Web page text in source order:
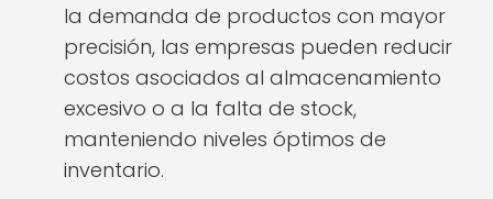
la demanda de productos con mayor
precisión, las empresas pueden reducir
costos asociados al almacenamiento
excesivo o a la falta de stock,
manteniendo niveles óptimos de
inventario.